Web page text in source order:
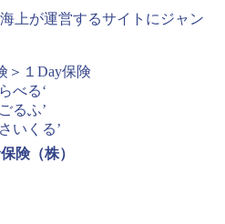
上が運営するサイトにジャン
＞１Day保険
べる‘
るふ’
いくる’
険（株）